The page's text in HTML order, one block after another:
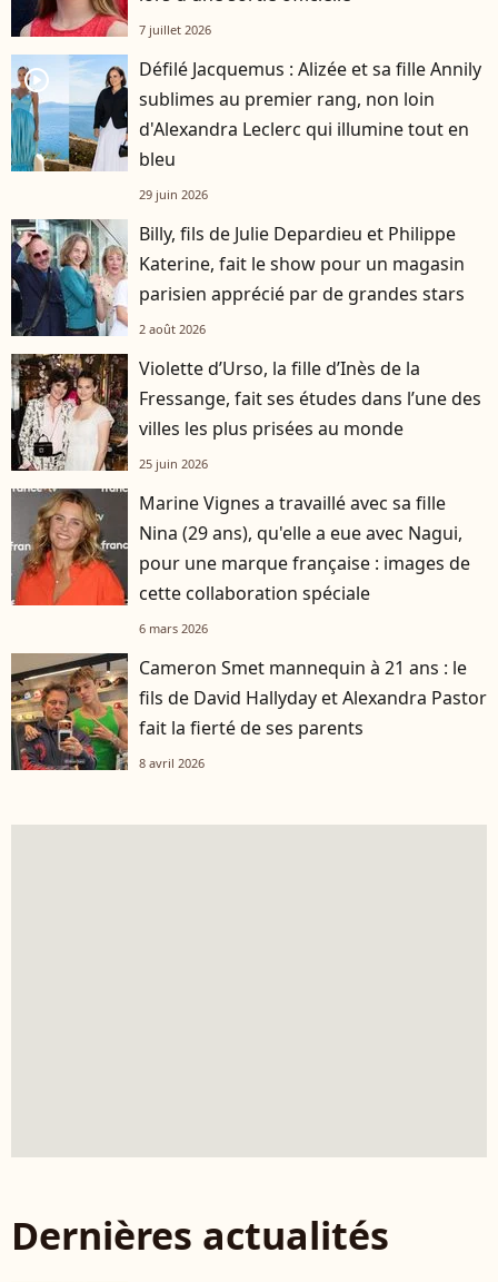
7 juillet 2026
player2
Défilé Jacquemus : Alizée et sa fille Annily
sublimes au premier rang, non loin
d'Alexandra Leclerc qui illumine tout en
bleu
29 juin 2026
Billy, fils de Julie Depardieu et Philippe
Katerine, fait le show pour un magasin
parisien apprécié par de grandes stars
2 août 2026
Violette d’Urso, la fille d’Inès de la
Fressange, fait ses études dans l’une des
villes les plus prisées au monde
25 juin 2026
Marine Vignes a travaillé avec sa fille
Nina (29 ans), qu'elle a eue avec Nagui,
pour une marque française : images de
cette collaboration spéciale
6 mars 2026
Cameron Smet mannequin à 21 ans : le
fils de David Hallyday et Alexandra Pastor
fait la fierté de ses parents
8 avril 2026
Dernières actualités